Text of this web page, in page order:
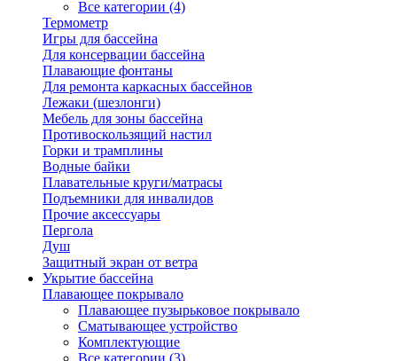
Все категории (4)
Термометр
Игры для бассейна
Для консервации бассейна
Плавающие фонтаны
Для ремонта каркасных бассейнов
Лежаки (шезлонги)
Мебель для зоны бассейна
Противоскользящий настил
Горки и трамплины
Водные байки
Плавательные круги/матрасы
Подъемники для инвалидов
Прочие аксессуары
Пергола
Душ
Защитный экран от ветра
Укрытие бассейна
Плавающее покрывало
Плавающее пузырьковое покрывало
Сматывающее устройство
Комплектующие
Все категории (3)